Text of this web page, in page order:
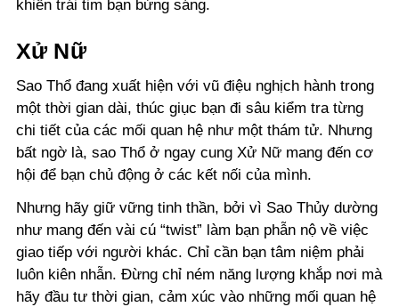
khiến trái tim bạn bừng sáng.
Xử Nữ
Sao Thổ đang xuất hiện với vũ điệu nghịch hành trong
một thời gian dài, thúc giục bạn đi sâu kiểm tra từng
chi tiết của các mối quan hệ như một thám tử. Nhưng
bất ngờ là, sao Thổ ở ngay cung Xử Nữ mang đến cơ
hội để bạn chủ động ở các kết nối của mình.
Nhưng hãy giữ vững tinh thần, bởi vì Sao Thủy dường
như mang đến vài cú “twist” làm bạn phẫn nộ về việc
giao tiếp với người khác. Chỉ cần bạn tâm niệm phải
luôn kiên nhẫn. Đừng chỉ ném năng lượng khắp nơi mà
hãy đầu tư thời gian, cảm xúc vào những mối quan hệ